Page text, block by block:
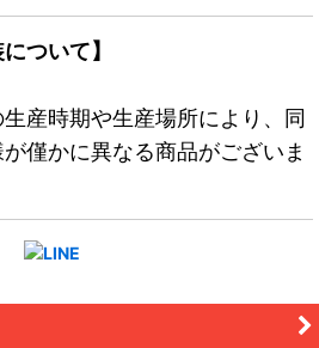
ついて】
産時期や生産場所により、同
僅かに異なる商品がございま